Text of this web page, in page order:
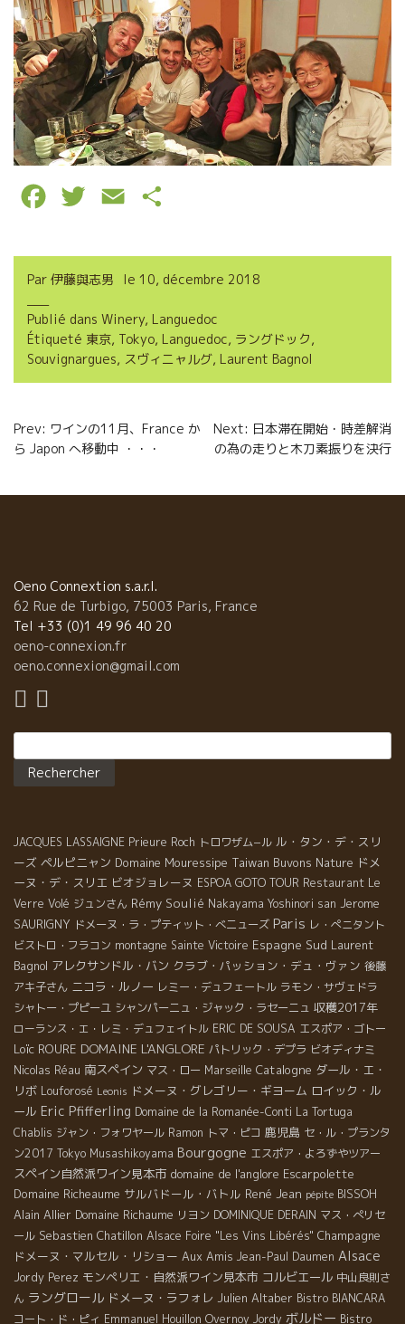
c
b
o
k
i
t
e
a
l
r
a
g
r
Par 伊藤與志男 le 10, décembre 2018
Publié dans Winery, Languedoc
Étiqueté 東京, Tokyo, Languedoc, ラングドック,
Souvignargues, スヴィニャルグ, Laurent Bagnol
Navigation
de
l’article
Prev: ワインの11月、France か
ら Japon へ移動中 ・・・
Next: 日本滞在開始・時差解消
の為の走りと木刀素振りを決行
Oeno Connextion s.a.r.l.
62 Rue de Turbigo, 75003 Paris, France
Tel +33 (0)1 49 96 40 20
oeno-connexion.fr
oeno.connexion@gmail.com
JACQUES LASSAIGNE Prieure Roch トロワザム−ル ル・タン・デ・スリ
ーズ ペルピニャン Domaine Mouressipe Taiwan Buvons Nature ドメ
ーヌ・デ・スリエ ビオジョレーヌ ESPOA GOTO TOUR Restaurant Le
Verre Volé ジュンさん Rémy Soulié Nakayama Yoshinori san Jerome
SAURIGNY ドメーヌ・ラ・プティット・べニューズ Paris レ・ぺニタント
ビストロ・フラコン montagne Sainte Victoire Espagne Sud Laurent
Bagnol アレクサンドル・バン クラブ・パッション・デュ・ヴァン 後藤
アキ子さん ニコラ・ルノー レミー・デュフェートル ラモン・サヴェドラ
シャトー・プピーユ シャンパーニュ・ジャック・ラセーニュ 収穫2017年
ローランス・エ・レミ・デュフェイトル ERIC DE SOUSA エスポア・ゴトー
Loïc ROURE DOMAINE L'ANGLORE パトリック・デプラ ビオディナミ
Nicolas Réau 南スペイン マス・ロー Marseille Catalogne ダール・エ・
リボ Louforosé Leonis ドメーヌ・グレゴリー・ギヨーム ロイック・ル
ール Eric Pfifferling Domaine de la Romanée-Conti La Tortuga
Chablis ジャン・フォワヤール Ramon トマ・ピコ 鹿児島 セ・ル・プランタ
ン2017 Tokyo Musashikoyama Bourgogne エスポア・よろずやツアー
スペイン自然派ワイン見本市 domaine de l'anglore Escarpolette
Domaine Richeaume サルバドール・バトル René Jean pépite BISSOH
Alain Allier Domaine Richaume リヨン DOMINIQUE DERAIN マス・ぺリセ
ール Sebastien Chatillon Alsace Foire "Les Vins Libérés" Champagne
ドメーヌ・マルセル・リショー Aux Amis Jean-Paul Daumen Alsace
Jordy Perez モンペリエ・自然派ワイン見本市 コルビエール 中山良則さ
ん ラングロール ドメーヌ・ラフォレ Julien Altaber Bistro BIANCARA
コート・ド・ピィ Emmanuel Houillon Overnoy Jordy ボルドー Bistro